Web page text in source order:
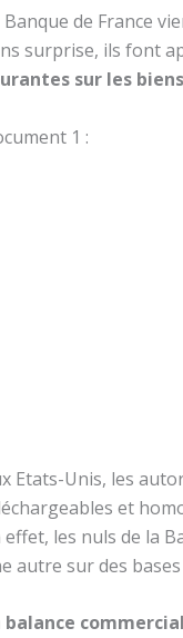
Banque de France
surprise, ils font
sur les
1 :
Etats-Unis, les
et
effet, les nuls de la
autre sur des
balance